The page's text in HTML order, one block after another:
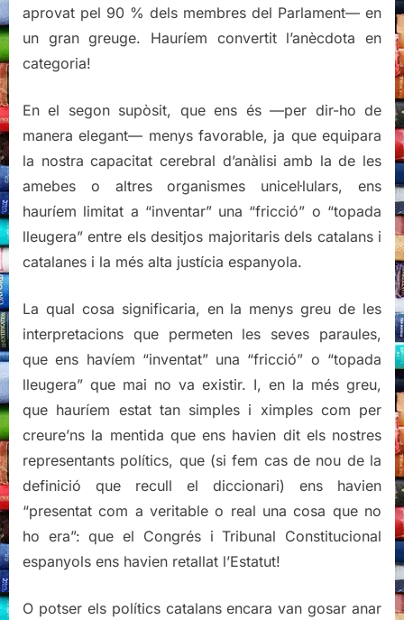
aprovat pel 90 % dels membres del Parlament— en
un gran greuge. Hauríem convertit l’anècdota en
categoria!
En el segon supòsit, que ens és —per dir-ho de
manera elegant— menys favorable, ja que equipara
la nostra capacitat cerebral d’anàlisi amb la de les
amebes o altres organismes unicel·lulars, ens
hauríem limitat a “inventar” una “fricció” o “topada
lleugera” entre els desitjos majoritaris dels catalans i
catalanes i la més alta justícia espanyola.
La qual cosa significaria, en la menys greu de les
interpretacions que permeten les seves paraules,
que ens havíem “inventat” una “fricció” o “topada
lleugera” que mai no va existir. I, en la més greu,
que hauríem estat tan simples i ximples com per
creure’ns la mentida que ens havien dit els nostres
representants polítics, que (si fem cas de nou de la
definició que recull el diccionari) ens havien
“presentat com a veritable o real una cosa que no
ho era”: que el Congrés i Tribunal Constitucional
espanyols ens havien retallat l’Estatut!
O potser els polítics catalans encara van gosar anar